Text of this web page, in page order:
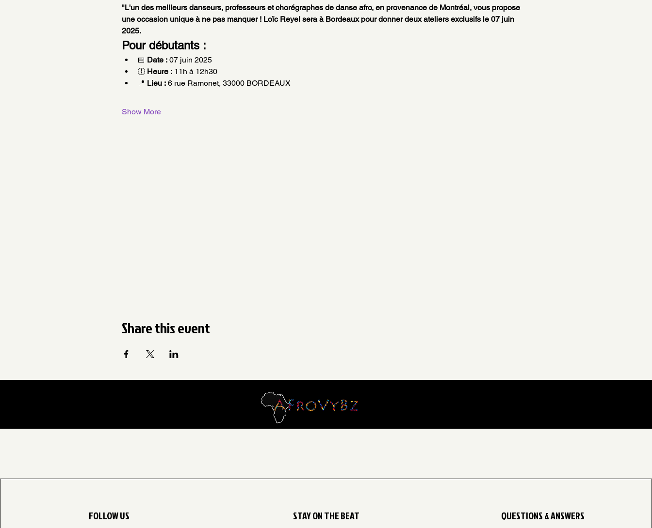
"L'un des meilleurs danseurs, professeurs et chorégraphes de danse afro, en provenance de Montréal, vous propose
une occasion unique à ne pas manquer ! Loïc Reyel sera à Bordeaux pour donner deux ateliers exclusifs le 07 juin
2025.
Pour débutants :
📅 Date : 07 juin 2025
🕕 Heure : 11h à 12h30
📍 Lieu : 6 rue Ramonet, 33000 BORDEAUX
Show More
Share this event
FOLLOW US STAY ON THE BEAT QUESTIONS & ANSWERS